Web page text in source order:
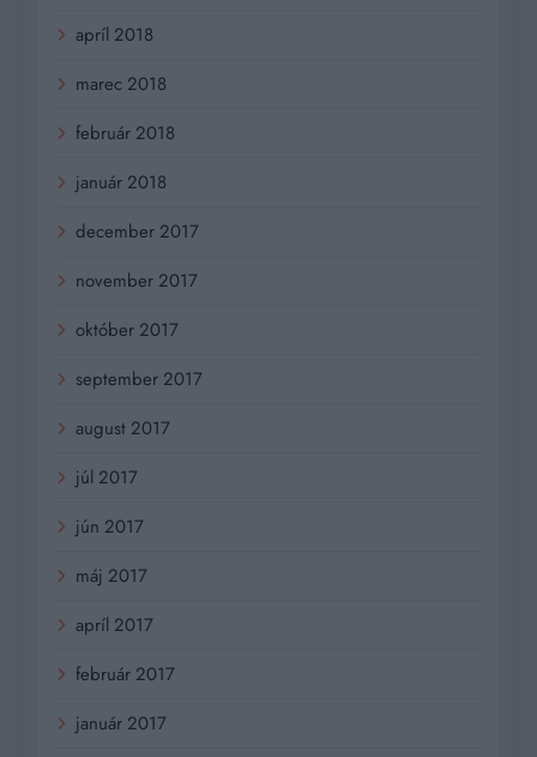
apríl 2018
marec 2018
február 2018
január 2018
december 2017
november 2017
október 2017
september 2017
august 2017
júl 2017
jún 2017
máj 2017
apríl 2017
február 2017
január 2017